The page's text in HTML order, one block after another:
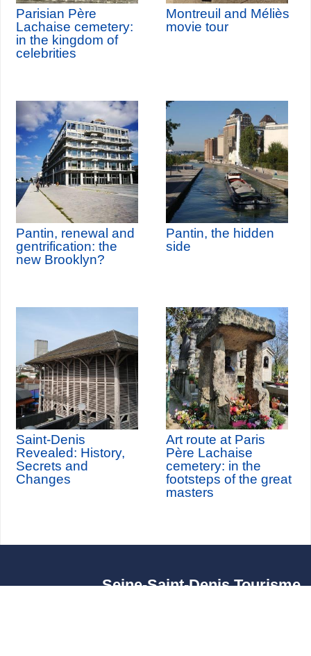
Parisian Père
Lachaise cemetery:
in the kingdom of
celebrities
Montreuil and Méliès
movie tour
Pantin, renewal and
gentrification: the
new Brooklyn?
Pantin, the hidden
side
Saint-Denis
Revealed: History,
Secrets and
Changes
Art route at Paris
Père Lachaise
cemetery: in the
footsteps of the great
masters
Seine-Saint-Denis Tourisme